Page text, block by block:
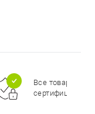
Все товары